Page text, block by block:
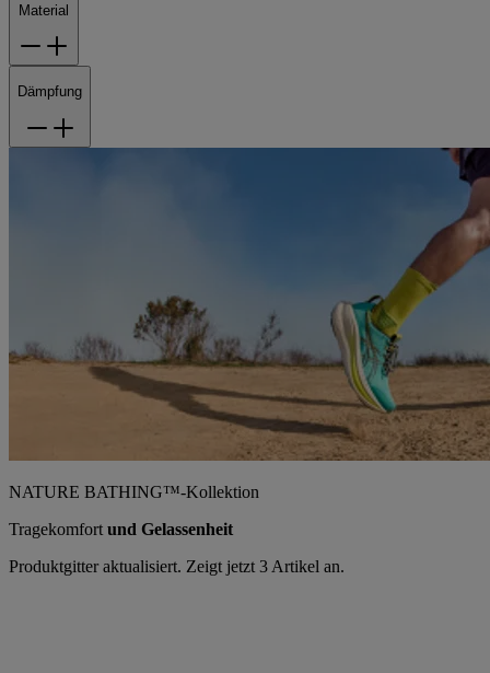
Material
Dämpfung
NATURE BATHING™-Kollektion
Tragekomfort und Gelassenheit
Produktgitter aktualisiert. Zeigt jetzt 3 Artikel an.